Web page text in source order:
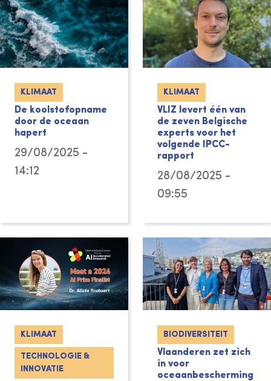
KLIMAAT
De koolstofopname
door de oceaan
hapert
29/08/2025 -
14:12
KLIMAAT
VLIZ levert één van
de zeven Belgische
experts voor het
volgende IPCC-
rapport
28/08/2025 -
09:55
KLIMAAT
TECHNOLOGIE &
INNOVATIE
BIODIVERSITEIT
Vlaanderen zet zich
in voor
oceaanbescherming